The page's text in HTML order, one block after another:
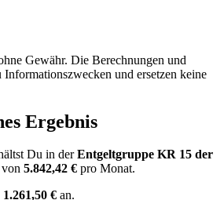
Gewähr. Die Berechnungen und
und ersetzen keine
Ergebnis
Du in derEntgeltgruppe KR 15 der
5.842,42 € pro Monat.
1.261,50 € an.